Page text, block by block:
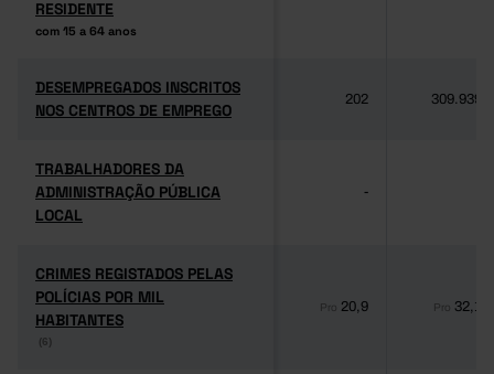
RESIDENTE
com 15 a 64 anos
RESIDENTE
com 15 a 64 anos
DESEMPREGADOS INSCRITOS
NOS CENTROS DE EMPREGO
DESEMPREGADOS INSCRITOS
NOS CENTROS DE EMPREGO
202 309.939
TRABALHADORES DA
ADMINISTRAÇÃO PÚBLICA
LOCAL
TRABALHADORES DA
ADMINISTRAÇÃO PÚBLICA
LOCAL
-
CRIMES REGISTADOS PELAS
POLÍCIAS POR MIL
HABITANTES
(6)
CRIMES REGISTADOS PELAS
POLÍCIAS POR MIL
HABITANTES
(6)
Pro 20,9 Pro 32,1